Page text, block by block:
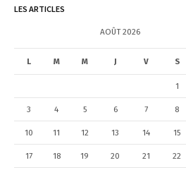
r
e
LES ARTICLES
AOÛT 2026
L M M J V S
1
3 4 5 6 7 8
10 11 12 13 14 15
17 18 19 20 21 22